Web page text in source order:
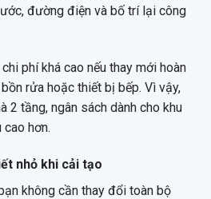
đường điện và bố trí lại công
phí khá cao nếu thay mới hoàn
rửa hoặc thiết bị bếp. Vì vậy,
2 tầng, ngân sách dành cho khu
hơn.
nhỏ khi cải tạo
không cần thay đổi toàn bộ